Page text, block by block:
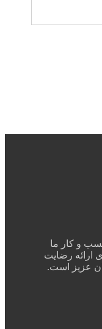
و کار ما
ارائه رضایت
عزیز است.